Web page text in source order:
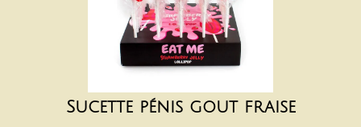
Sucette pénis gout fraise